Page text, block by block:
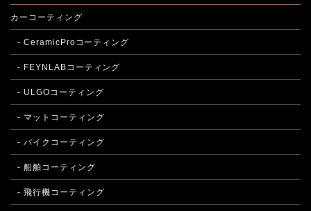
カーコーティング
- CeramicProコーティング
- FEYNLABコーティング
- ULGOコーティング
- マットコーティング
- バイクコーティング
- 船舶コーティング
- 飛行機コーティング